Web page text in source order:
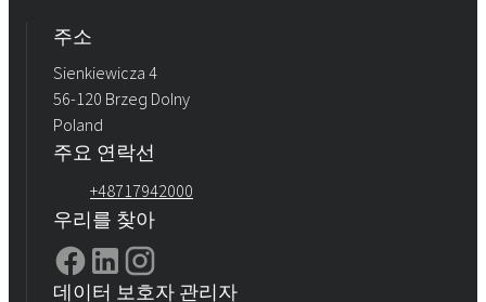
주소
Sienkiewicza 4
56-120 Brzeg Dolny
Poland
주요 연락선
+48717942000
우리를 찾아
데이터 보호자 관리자